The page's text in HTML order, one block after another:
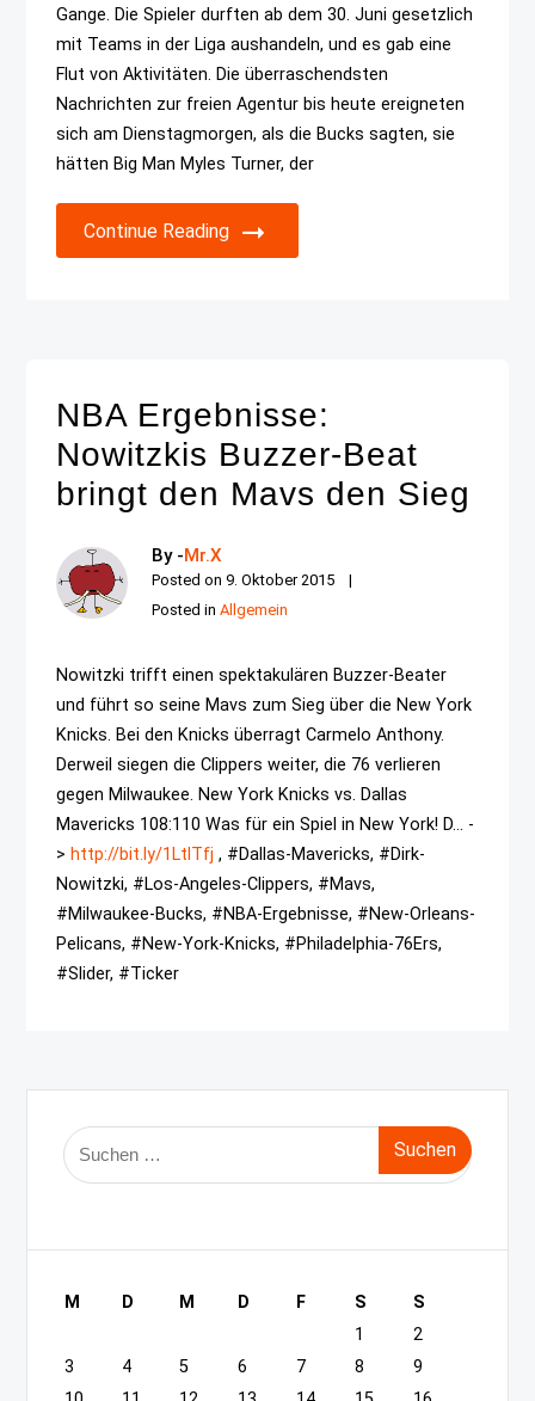
Gange. Die Spieler durften ab dem 30. Juni gesetzlich
mit Teams in der Liga aushandeln, und es gab eine
Flut von Aktivitäten. Die überraschendsten
Nachrichten zur freien Agentur bis heute ereigneten
sich am Dienstagmorgen, als die Bucks sagten, sie
hätten Big Man Myles Turner, der
Continue Reading
NBA Ergebnisse:
Nowitzkis Buzzer-Beat
bringt den Mavs den Sieg
By -Mr.X
Posted on9. Oktober 2015
Posted inAllgemein
Nowitzki trifft einen spektakulären Buzzer-Beater
und führt so seine Mavs zum Sieg über die New York
Knicks. Bei den Knicks überragt Carmelo Anthony.
Derweil siegen die Clippers weiter, die 76 verlieren
gegen Milwaukee. New York Knicks vs. Dallas
Mavericks 108:110 Was für ein Spiel in New York! D... -
> http://bit.ly/1LtlTfj , #Dallas-Mavericks, #Dirk-
Nowitzki, #Los-Angeles-Clippers, #Mavs,
#Milwaukee-Bucks, #NBA-Ergebnisse, #New-Orleans-
Pelicans, #New-York-Knicks, #Philadelphia-76Ers,
#Slider, #Ticker
Suche
nach:
M D M D F S
S
1
2
3
4 5 6 7 8
9